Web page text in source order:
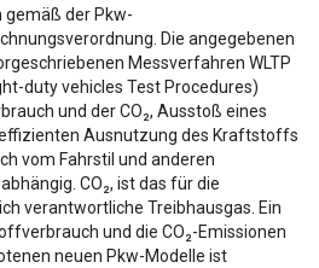
gemäß der Pkw-
Die angegebenen
Messverfahren WLTP
duty vehicles Test Procedures)
und der CO₂, Ausstoß eines
Ausnutzung des Kraftstoffs
vom Fahrstil und anderen
CO₂, ist das für die
verantwortliche Treibhausgas. Ein
und die CO₂-Emissionen
neuen Pkw-Modelle ist